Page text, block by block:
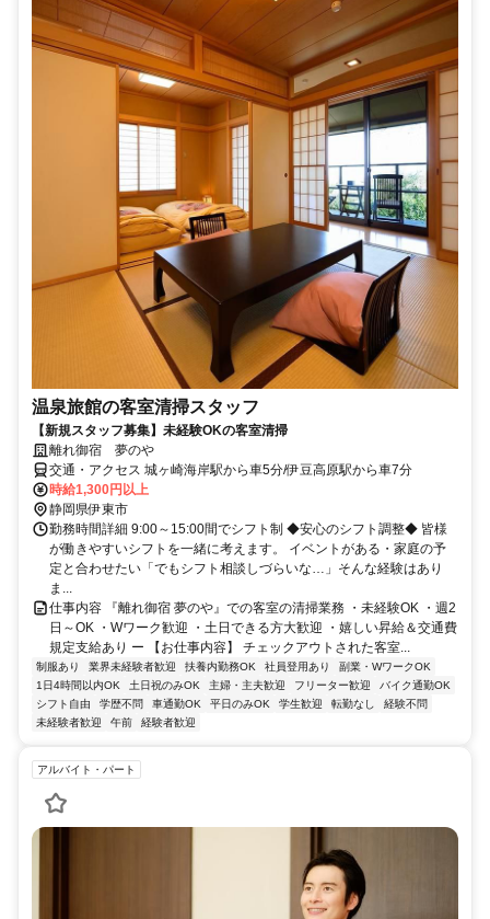
温泉旅館の客室清掃スタッフ
【新規スタッフ募集】未経験OKの客室清掃
離れ御宿 夢のや
交通・アクセス 城ヶ崎海岸駅から車5分/伊豆高原駅から車7分
時給1,300円以上
静岡県伊東市
勤務時間詳細 9:00～15:00間でシフト制 ◆安心のシフト調整◆ 皆様
が働きやすいシフトを一緒に考えます。 イベントがある・家庭の予
定と合わせたい「でもシフト相談しづらいな…」そんな経験はあり
ま...
仕事内容 『離れ御宿 夢のや』での客室の清掃業務 ・未経験OK ・週2
日～OK ・Wワーク歓迎 ・土日できる方大歓迎 ・嬉しい昇給＆交通費
規定支給あり ー 【お仕事内容】 チェックアウトされた客室...
制服あり 業界未経験者歓迎 扶養内勤務OK 社員登用あり
副業・WワークOK
1日4時間以内OK
土日祝のみOK 主婦・主夫歓迎 フリーター歓迎
バイク通勤OK
シフト自由
学歴不問 車通勤OK 平日のみOK 学生歓迎 転勤なし
経験不問
未経験者歓迎
午前 経験者歓迎
アルバイト・パート